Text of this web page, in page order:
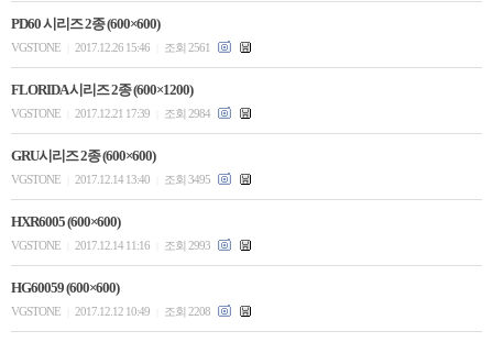
PD60 시리즈 2종 (600×600)
VGSTONE 2017.12.26 15:46 조회 2561
FLORIDA 시리즈 2종 (600×1200)
VGSTONE 2017.12.21 17:39 조회 2984
GRU시리즈 2종 (600×600)
VGSTONE 2017.12.14 13:40 조회 3495
HXR6005 (600×600)
VGSTONE 2017.12.14 11:16 조회 2993
HG60059 (600×600)
VGSTONE 2017.12.12 10:49 조회 2208